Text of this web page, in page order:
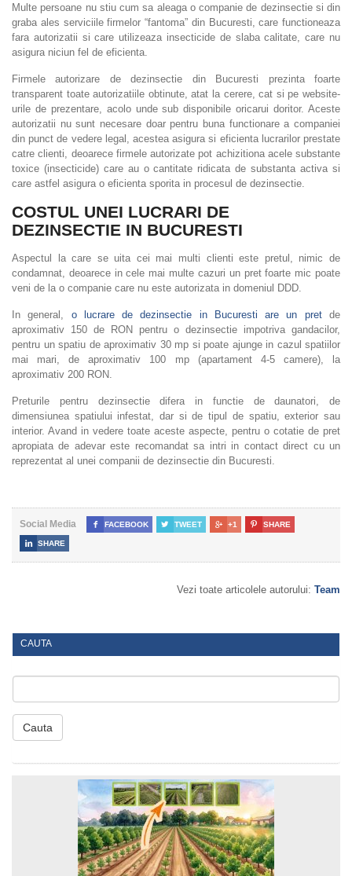
Multe persoane nu stiu cum sa aleaga o companie de dezinsectie si din
graba ales serviciile firmelor “fantoma” din Bucuresti, care functioneaza
fara autorizatii si care utilizeaza insecticide de slaba calitate, care nu
asigura niciun fel de eficienta.
Firmele autorizare de dezinsectie din Bucuresti prezinta foarte
transparent toate autorizatiile obtinute, atat la cerere, cat si pe website-
urile de prezentare, acolo unde sub disponibile oricarui doritor. Aceste
autorizatii nu sunt necesare doar pentru buna functionare a companiei
din punct de vedere legal, acestea asigura si eficienta lucrarilor prestate
catre clienti, deoarece firmele autorizate pot achizitiona acele substante
toxice (insecticide) care au o cantitate ridicata de substanta activa si
care astfel asigura o eficienta sporita in procesul de dezinsectie.
COSTUL UNEI LUCRARI DE
DEZINSECTIE IN BUCURESTI
Aspectul la care se uita cei mai multi clienti este pretul, nimic de
condamnat, deoarece in cele mai multe cazuri un pret foarte mic poate
veni de la o companie care nu este autorizata in domeniul DDD.
In general, o lucrare de dezinsectie in Bucuresti are un pretde
aproximativ 150 de RON pentru o dezinsectie impotriva gandacilor,
pentru un spatiu de aproximativ 30 mp si poate ajunge in cazul spatiilor
mai mari, de aproximativ 100 mp (apartament 4-5 camere), la
aproximativ 200 RON.
Preturile pentru dezinsectie difera in functie de daunatori, de
dimensiunea spatiului infestat, dar si de tipul de spatiu, exterior sau
interior. Avand in vedere toate aceste aspecte, pentru o cotatie de pret
apropiata de adevar este recomandat sa intri in contact direct cu un
reprezentat al unei companii de dezinsectie din Bucuresti.
Social Media  FACEBOOK  TWEET  +1  SHARE
 SHARE
Vezi toate articolele autorului: Team
CAUTA
Cauta